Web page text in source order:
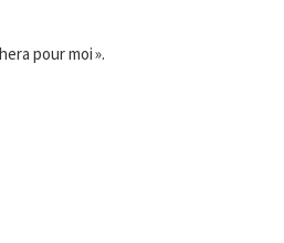
pour moi ».